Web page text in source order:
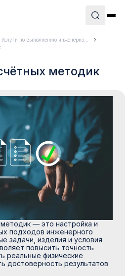
Услуги по выполнению инженерно...
методик
— это настройка и
подходов инженерного
задачи, изделия и условия
повысить точность
реальные физические
достоверность результатов